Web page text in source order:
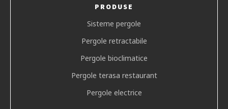
PRODUSE
Sisteme pergole
Pergole retractabile
Pergole bioclimatice
Pergole terasa restaurant
Pergole electrice